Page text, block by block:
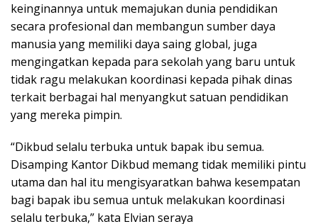
keinginannya untuk memajukan dunia pendidikan
secara profesional dan membangun sumber daya
manusia yang memiliki daya saing global, juga
mengingatkan kepada para sekolah yang baru untuk
tidak ragu melakukan koordinasi kepada pihak dinas
terkait berbagai hal menyangkut satuan pendidikan
yang mereka pimpin.
“Dikbud selalu terbuka untuk bapak ibu semua.
Disamping Kantor Dikbud memang tidak memiliki pintu
utama dan hal itu mengisyaratkan bahwa kesempatan
bagi bapak ibu semua untuk melakukan koordinasi
selalu terbuka,” kata Elvian seraya